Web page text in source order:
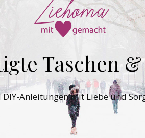
Taschen
Anleitungen mit Liebe und